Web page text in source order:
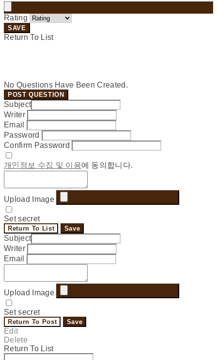
Rating
SAVE
Return To List
No Questions Have Been Created.
POST QUESTION
Subject
Writer
Email
Password
Confirm Password
개인정보 수집 및 이용에 동의합니다.
Upload Image
Set secret
Return To List Save
Subject
Writer
Email
Upload Image
Set secret
Return To Post Save
Edit
Delete
Return To List